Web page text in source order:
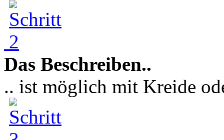
Das Beschreiben..
.. ist möglich mit Kreide